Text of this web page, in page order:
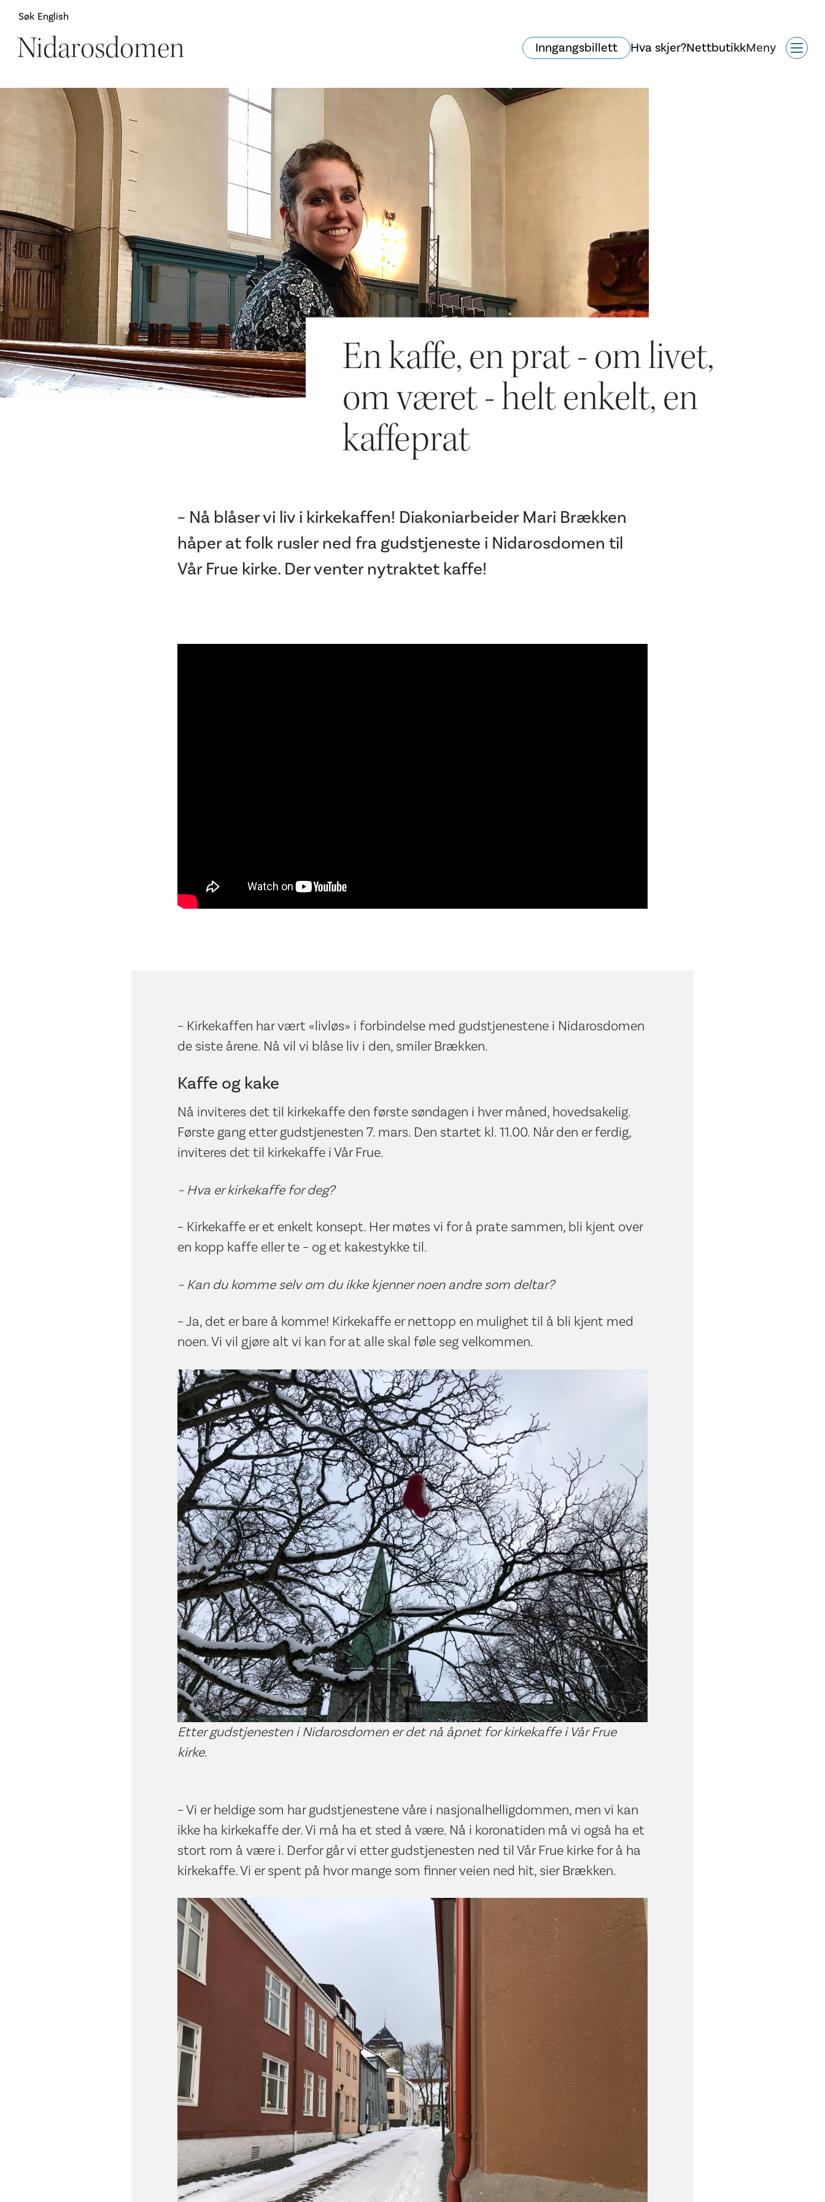
Søk English
Nidarosdomen Inngangsbillett Hva skjer?NettbutikkMeny
En kaffe, en prat - om livet,
om været - helt enkelt, en
kaffeprat
– Nå blåser vi liv i kirkekaffen! Diakoniarbeider Mari Brækken
håper at folk rusler ned fra gudstjeneste i Nidarosdomen til
Vår Frue kirke. Der venter nytraktet kaffe!
– Kirkekaffen har vært «livløs» i forbindelse med gudstjenestene i Nidarosdomen
de siste årene. Nå vil vi blåse liv i den, smiler Brækken.
Kaffe og kake
Nå inviteres det til kirkekaffe den første søndagen i hver måned, hovedsakelig.
Første gang etter gudstjenesten 7. mars. Den startet kl. 11.00. Når den er ferdig,
inviteres det til kirkekaffe i Vår Frue.
– Hva er kirkekaffe for deg?
– Kirkekaffe er et enkelt konsept. Her møtes vi for å prate sammen, bli kjent over
en kopp kaffe eller te – og et kakestykke til.
– Kan du komme selv om du ikke kjenner noen andre som deltar?
– Ja, det er bare å komme! Kirkekaffe er nettopp en mulighet til å bli kjent med
noen. Vi vil gjøre alt vi kan for at alle skal føle seg velkommen.
Etter gudstjenesten i Nidarosdomen er det nå åpnet for kirkekaffe i Vår Frue
kirke.
– Vi er heldige som har gudstjenestene våre i nasjonalhelligdommen, men vi kan
ikke ha kirkekaffe der. Vi må ha et sted å være. Nå i koronatiden må vi også ha et
stort rom å være i. Derfor går vi etter gudstjenesten ned til Vår Frue kirke for å ha
kirkekaffe. Vi er spent på hvor mange som finner veien ned hit, sier Brækken.